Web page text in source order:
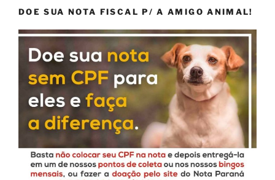
DOE SUA NOTA FISCAL P/ A AMIGO ANIMAL!